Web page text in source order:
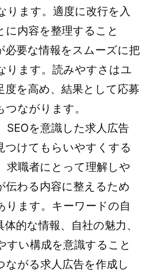
ります。適度に改行を入
に内容を整理すること
必要な情報をスムーズに把
ります。読みやすさはユ
度を高め、結果として応募
ながります。
SEOを意識した求人広告
つけてもらいやすくする
求職者にとって理解しや
伝わる内容に整えるため
ります。キーワードの自
的な情報、自社の魅力、
すい構成を意識すること
ながる求人広告を作成し